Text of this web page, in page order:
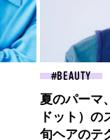
FASHION
高橋璃央と
定番、ピ
な